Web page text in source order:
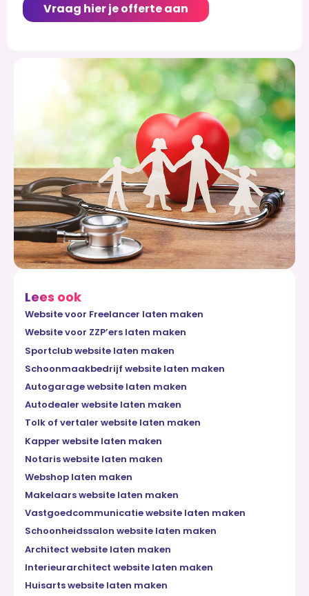
Vraag hier je offerte aan
Lees ook
Website voor Freelancer laten maken
Website voor ZZP’ers laten maken
Sportclub website laten maken
Schoonmaakbedrijf website laten maken
Autogarage website laten maken
Autodealer website laten maken
Tolk of vertaler website laten maken
Kapper website laten maken
Notaris website laten maken
Webshop laten maken
Makelaars website laten maken
Vastgoedcommunicatie website laten maken
Schoonheidssalon website laten maken
Architect website laten maken
Interieurarchitect website laten maken
Huisarts website laten maken